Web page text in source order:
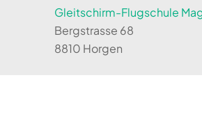
Gleitschirm-Flugschule
Bergstrasse 68
8810 Horgen